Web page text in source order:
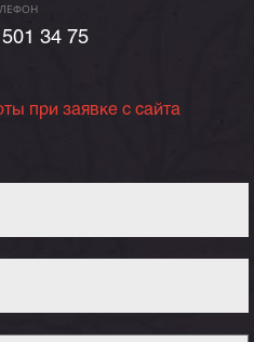
34 75
при заявке с сайта